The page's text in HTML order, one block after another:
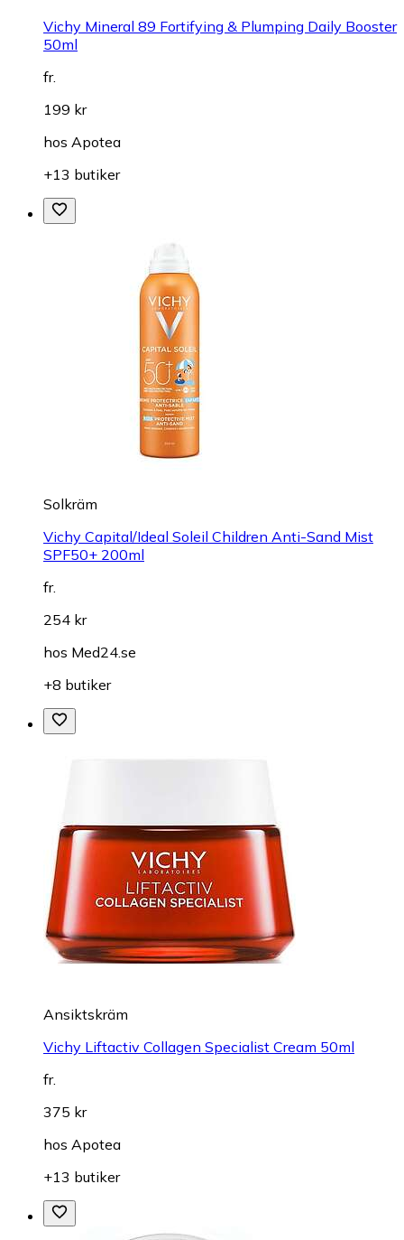
Vichy Mineral 89 Fortifying & Plumping Daily Booster
50ml
fr.
199 kr
hos Apotea
+13 butiker
Solkräm
Vichy Capital/Ideal Soleil Children Anti-Sand Mist
SPF50+ 200ml
fr.
254 kr
hos Med24.se
+8 butiker
Ansiktskräm
Vichy Liftactiv Collagen Specialist Cream 50ml
fr.
375 kr
hos Apotea
+13 butiker